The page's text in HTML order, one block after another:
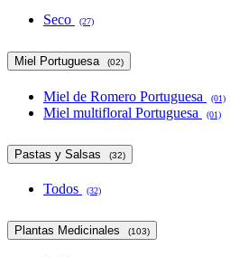
Seco (27)
Miel Portuguesa (02)
Miel de Romero Portuguesa (01)
Miel multifloral Portuguesa (01)
Pastas y Salsas (32)
Todos (32)
Plantas Medicinales (103)